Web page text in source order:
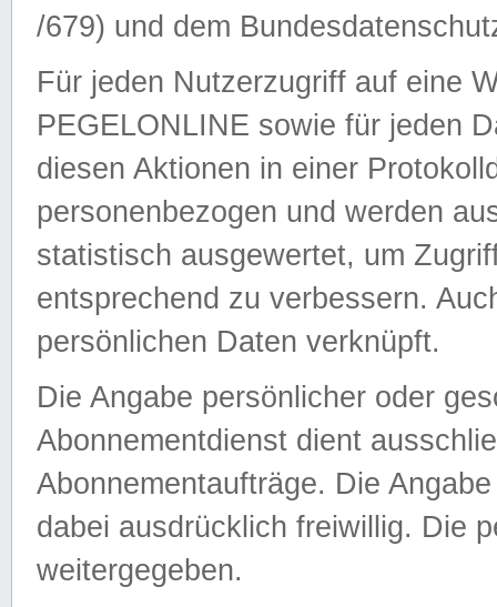
/679) und dem
Für jeden Nutzerzugriff auf eine
PEGELONLINE sowie für jeden
diesen Aktionen in einer
personenbezogen und werden
statistisch ausgewertet, um
entsprechend zu verbessern.
persönlichen Daten verknüpft.
Die Angabe persönlicher oder
Abonnementdienst dient
Abonnementaufträge. Die
dabei ausdrücklich freiwillig. Die
weitergegeben.